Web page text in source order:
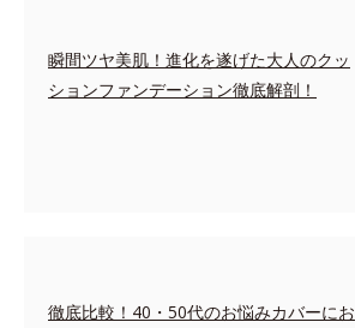
瞬間ツヤ美肌！進化を遂げた大人のクッ
ションファンデーション徹底解剖！
徹底比較！40・50代のお悩みカバーにお